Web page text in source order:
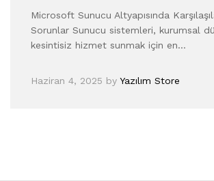
Microsoft Sunucu Altyapısında
Sorunlar Sunucu sistemleri, kurumsal
kesintisiz hizmet sunmak için en…
Haziran 4, 2025 by Yazılım Store